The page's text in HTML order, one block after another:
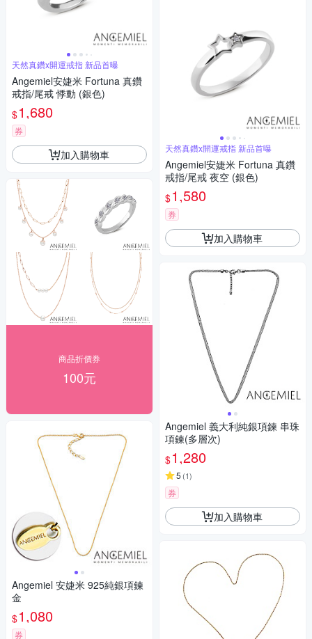
天然真鑽x開運戒指 新品首曝
Angemiel安婕米 Fortuna 真鑽
戒指/尾戒 悸動 (銀色)
$1,680
券
加入購物車
商品折價券
100元
Angemiel 安婕米 925純銀項鍊
金
$1,080
券
天然真鑽x開運戒指 新品首曝
Angemiel安婕米 Fortuna 真鑽
戒指/尾戒 夜空 (銀色)
$1,580
券
加入購物車
Angemiel 義大利純銀項鍊 串珠
項鍊(多層次)
$1,280
5 (1)
券
加入購物車